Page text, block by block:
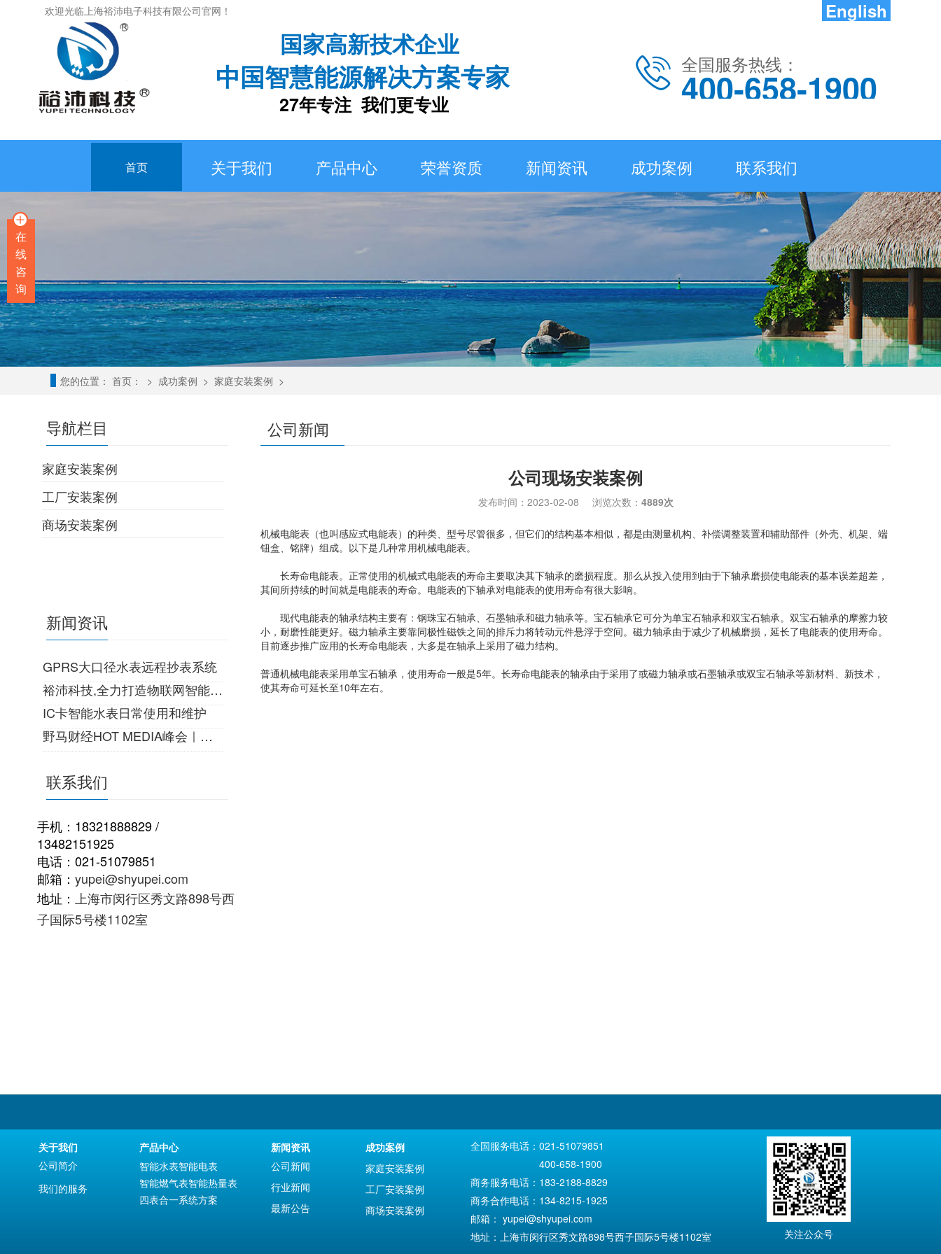
国家高新技术企业
全国服务热线：
400-658-1900
中国智慧能源解决方案专家
27年专注 我们更专业
欢迎光临上海裕沛电子科技有限公司官网！ English
首页 关于我们 产品中心 荣誉资质 新闻资讯 成功案例 联系我们
您的位置： 首页： > 成功案例 > 家庭安装案例 >
家庭安装案例
工厂安装案例
商场安装案例
导航栏目
公司现场安装案例
发布时间： 2023-02-08 浏览次数： 4889次
机械电能表（也叫感应式电能表）的种类、型号尽管很多，但它们的结构基本相似，都是由测量机构、补偿调整装置和辅助部件（外壳、机架、端
钮盒、铭牌）组成。以下是几种常用机械电能表。
长寿命电能表。正常使用的机械式电能表的寿命主要取决其下轴承的磨损程度。那么从投入使用到由于下轴承磨损使电能表的基本误差超差，
其间所持续的时间就是电能表的寿命。电能表的下轴承对电能表的使用寿命有很大影响。
现代电能表的轴承结构主要有：钢珠宝石轴承、石墨轴承和磁力轴承等。宝石轴承它可分为单宝石轴承和双宝石轴承。双宝石轴承的摩擦力较
小，耐磨性能更好。磁力轴承主要靠同极性磁铁之间的排斥力将转动元件悬浮于空间。磁力轴承由于减少了机械磨损，延长了电能表的使用寿命。
目前逐步推广应用的长寿命电能表，大多是在轴承上采用了磁力结构。
普通机械电能表采用单宝石轴承，使用寿命一般是5年。长寿命电能表的轴承由于采用了或磁力轴承或石墨轴承或双宝石轴承等新材料、新技术，
使其寿命可延长至10年左右。
公司新闻
新闻资讯
GPRS大口径水表远程抄表系统
裕沛科技,全力打造物联网智能生活!
IC卡智能水表日常使用和维护
野马财经HOT MEDIA峰会｜一份来自22世纪的邀请
联系我们
手机：18321888829 /
13482151925
电话：021-51079851
邮箱： yupei@shyupei.com
地址：
上海市闵行区秀文路898号西
子国际5号楼1102室
产品中心
智能水表智能电表
智能燃气表智能热量表
四表合一系统方案
关注公众号
全国服务电话：021-51079851
400-658-1900
商务服务电话：183-2188-8829
商务合作电话：134-8215-1925
邮箱： yupei@shyupei.com
地址：上海市闵行区秀文路898号西子国际5号楼1102室
新闻资讯
公司新闻
行业新闻
最新公告
成功案例
家庭安装案例
工厂安装案例
商场安装案例
关于我们
公司简介
我们的服务
在
线
咨
询